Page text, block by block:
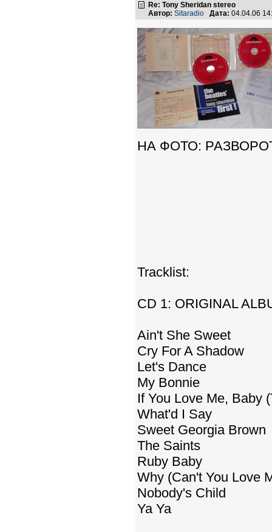
Re: Tony Sheridan stereo
Автор: Sitaradio Дата: 04.04.06
НА ФОТО:
Tracklist:
CD 1: ORIGINAL
Ain't She Sweet
Cry For A Shadow
Let's Dance
My Bonnie
If You Love Me, Baby
What'd I Say
Sweet Georgia Brown
The Saints
Ruby Baby
Why (Can't You Love
Nobody's Child
Ya Ya